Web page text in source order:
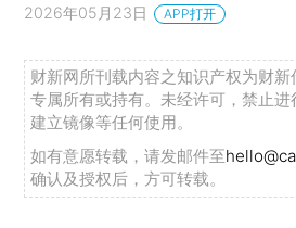
2026年05月23日 APP打开
财新网所刊载内容之知识产权为财
专属所有或持有。未经许可，禁止进
建立镜像等任何使用。
如有意愿转载，请发邮件至
确认及授权后，方可转载。